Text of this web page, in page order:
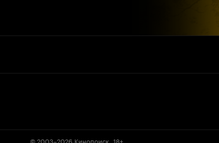
© 2003–2026 Кинопоиск 18+